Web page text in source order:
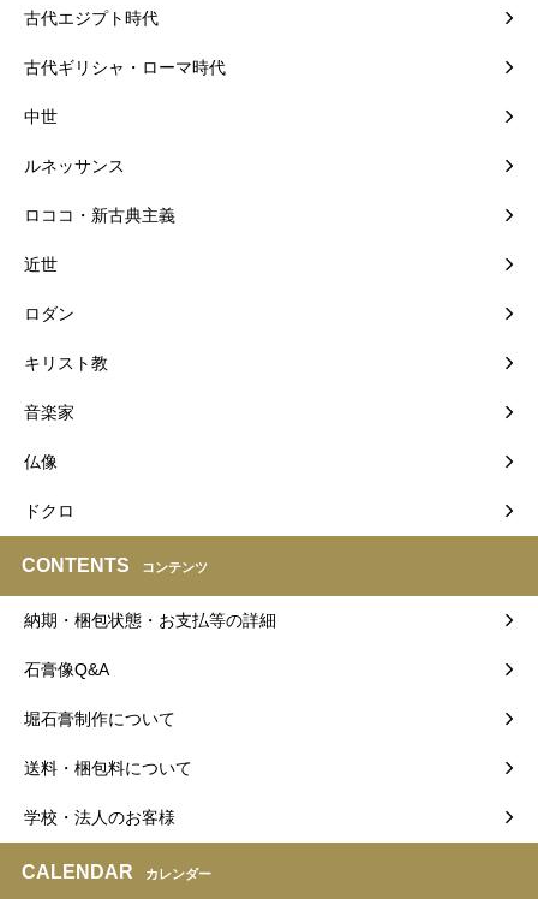
古代エジプト時代
古代ギリシャ・ローマ時代
中世
ルネッサンス
ロココ・新古典主義
近世
ロダン
キリスト教
音楽家
仏像
ドクロ
CONTENTS コンテンツ
納期・梱包状態・お支払等の詳細
石膏像Q&A
堀石膏制作について
送料・梱包料について
学校・法人のお客様
CALENDAR カレンダー